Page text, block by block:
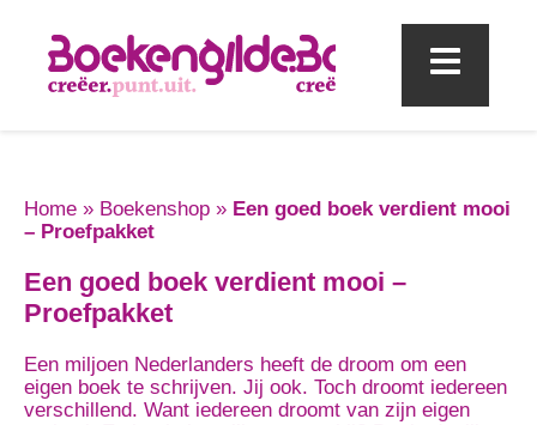
Home » Boekenshop » Een goed boek verdient mooi
– Proefpakket
Een goed boek verdient mooi –
Proefpakket
Een miljoen Nederlanders heeft de droom om een
eigen boek te schrijven. Jij ook. Toch droomt iedereen
verschillend. Want iedereen droomt van zijn eigen